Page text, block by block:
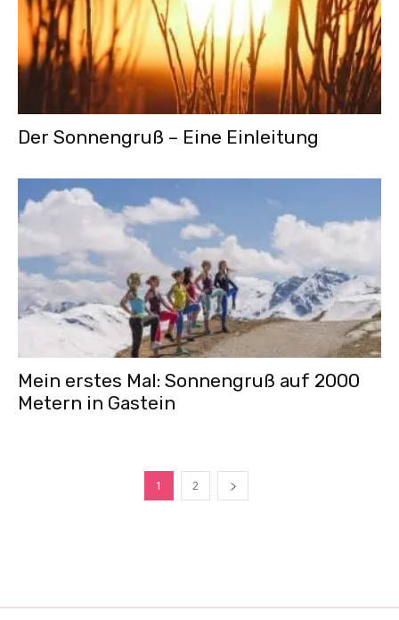
Der Sonnengruß – Eine Einleitung
Mein erstes Mal: Sonnengruß auf 2000
Metern in Gastein
1 2